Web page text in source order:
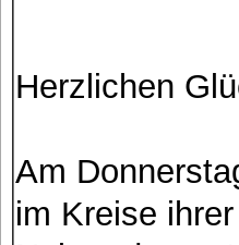
Herzlichen
Am
im Kreise